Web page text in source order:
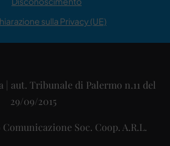
sulla Privacy (UE)
aut. Tribunale di Palermo n.11 del
29/09/2015
Soc. Coop. A.R.L.